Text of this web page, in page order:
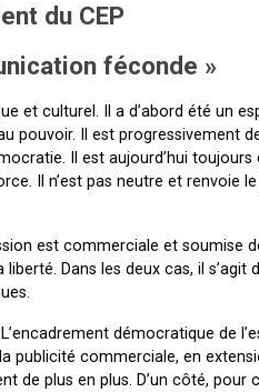
du CEP
féconde »
et culturel. Il a d’abord été un
pouvoir. Il est progressivement
Il est aujourd’hui
Il n’est pas neutre et renvoie
est commerciale et soumise
Dans les deux cas, il s’agit
démocratique de
publicité commerciale, en
de plus en plus. D’un côté, pour